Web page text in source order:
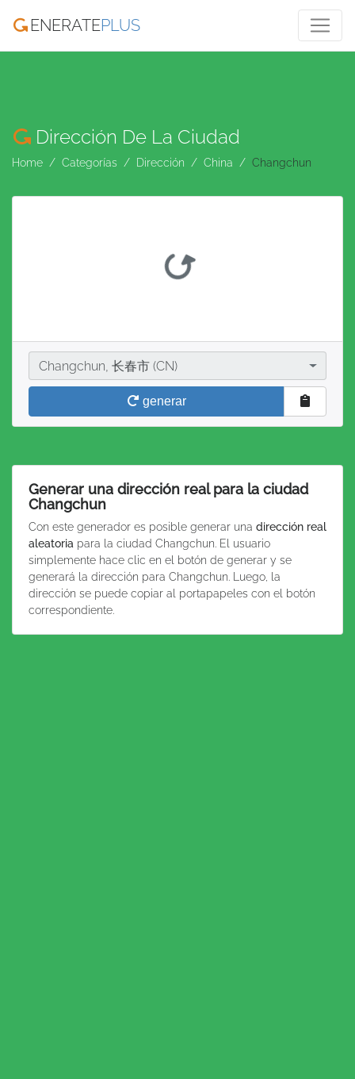
ENERATEPLUS
Dirección De La Ciudad
Home Categorías Dirección China Changchun
Ciudad
Changchun, 长春市 (CN)
generar
Generar una dirección real para la ciudad
Changchun
Con este generador es posible generar una dirección real
aleatoria para la ciudad Changchun. El usuario
simplemente hace clic en el botón de generar y se
generará la dirección para Changchun. Luego, la
dirección se puede copiar al portapapeles con el botón
correspondiente.